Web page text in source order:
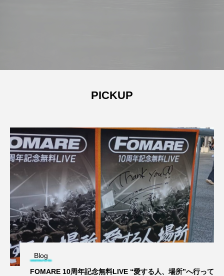
PICKUP
Blog
FOMARE 10周年記念無料LIVE “愛する人、場所”へ行って